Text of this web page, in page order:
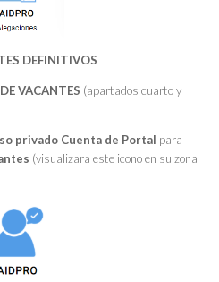
DEFINITIVOS
VACANTES (apartados cuarto y
privado Cuenta de Portal para
(visualizara este icono en su zona